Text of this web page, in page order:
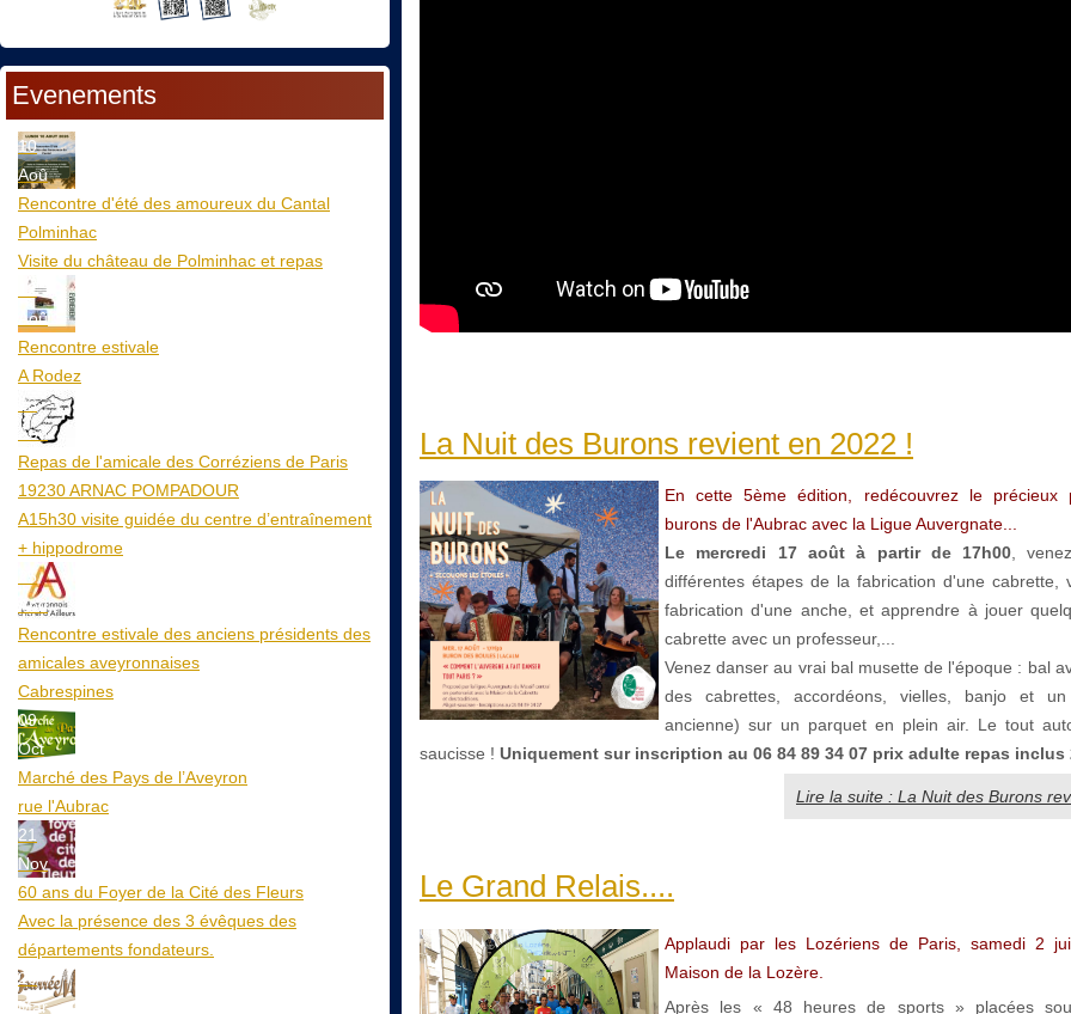
Evenements
10
Aoû
Rencontre d'été des amoureux du Cantal
Polminhac
Visite du château de Polminhac et repas
12
Aoû
Rencontre estivale
A Rodez
23
Aoû
Repas de l'amicale des Corréziens de Paris
19230 ARNAC POMPADOUR
A15h30 visite guidée du centre d’entraînement
+ hippodrome
25
Aoû
Rencontre estivale des anciens présidents des
amicales aveyronnaises
Cabrespines
09
Oct
Marché des Pays de l’Aveyron
rue l'Aubrac
21
Nov
60 ans du Foyer de la Cité des Fleurs
Avec la présence des 3 évêques des
départements fondateurs.
20
Mar
La Nuit des Burons revient en 2022 !
En cette 5ème édition, redécouvrez le précieux
burons de l'Aubrac avec la Ligue Auvergnate...
Le mercredi 17 août à partir de 17h00 ,
différentes étapes de la fabrication d'une cabrette,
fabrication d'une anche, et apprendre à jouer
cabrette avec un professeur,...
Venez danser au vrai bal musette de l'époque : bal
des cabrettes, accordéons, vielles, banjo et
ancienne) sur un parquet en plein air. Le tout
saucisse ! Uniquement sur inscription au 06 84 89 34 07 prix adulte repas inclus
Lire la suite : La Nuit des Burons
Le Grand Relais....
Applaudi par les Lozériens de Paris, samedi 2
Maison de la Lozère.
Après les « 48 heures de sports » placées